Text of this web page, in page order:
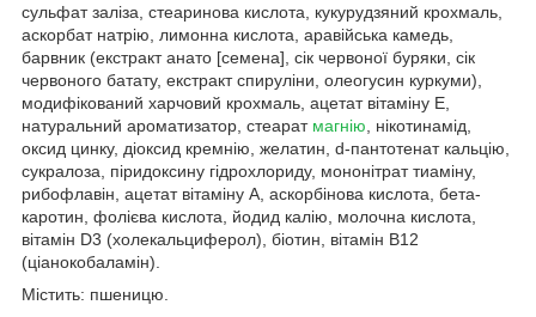
сульфат заліза, стеаринова кислота, кукурудзяний крохмаль,
аскорбат натрію, лимонна кислота, аравійська камедь,
барвник (екстракт анато [семена], сік червоної буряки, сік
червоного батату, екстракт спируліни, олеогусин куркуми),
модифікований харчовий крохмаль, ацетат вітаміну E,
натуральний ароматизатор, стеарат магнію, нікотинамід,
оксид цинку, діоксид кремнію, желатин, d-пантотенат кальцію,
сукралоза, піридоксину гідрохлориду, мононітрат тиаміну,
рибофлавін, ацетат вітаміну A, аскорбінова кислота, бета-
каротин, фолієва кислота, йодид калію, молочна кислота,
вітамін D3 (холекальциферол), біотин, вітамін B12
(ціанокобаламін).
Містить: пшеницю.